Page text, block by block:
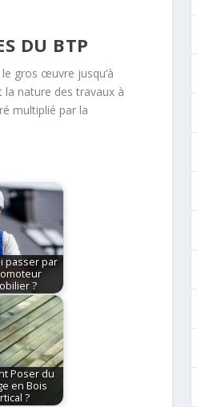
DU BTP
gros œuvre jusqu’à
nature des travaux à
multiplié par la
passer par
?
Poser du
en Bois
?